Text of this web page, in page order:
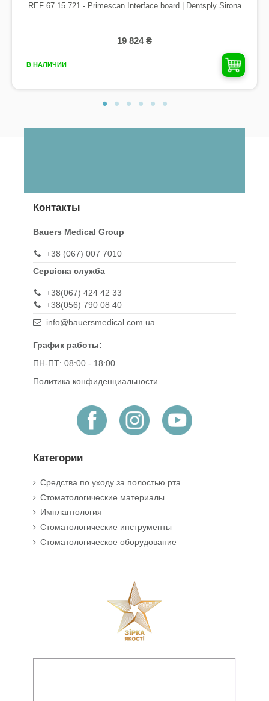
REF 67 15 721 - Primescan Interface board | Dentsply Sirona
19 824 ₴
В НАЛИЧИИ
Контакты
Bauers Medical Group
+38 (067) 007 7010
Сервісна служба
+38(067) 424 42 33
+38(056) 790 08 40
info@bauersmedical.com.ua
График работы:
ПН-ПТ: 08:00 - 18:00
Политика конфиденциальности
Категории
Средства по уходу за полостью рта
Стоматологические материалы
Имплантология
Стоматологические инструменты
Стоматологическое оборудование